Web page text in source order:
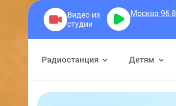
Москва 96.8
Радиостанция Детям